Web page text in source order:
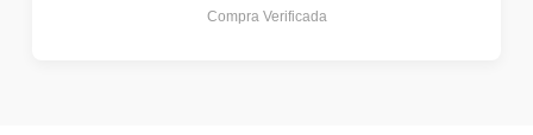
Compra Verificada